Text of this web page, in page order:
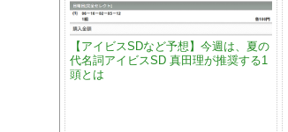
【アイビスSDなど予想】今週は、夏の
代名詞アイビスSD 真田理が推奨する1
頭とは